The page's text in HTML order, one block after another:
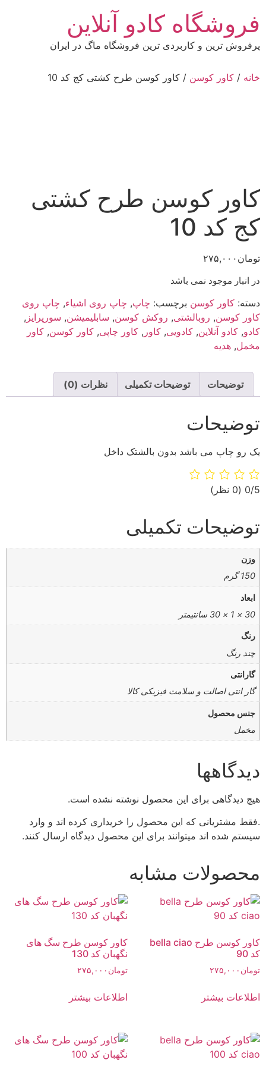
محتوا
فروشگاه کادو آنلاین
پرفروش ترین و کاربردی ترین فروشگاه ماگ در ایران
خانه / کاور کوسن / کاور کوسن طرح کشتی کج کد 10
کاور کوسن طرح کشتی
کج کد 10
تومان ۲۷۵,۰۰۰
در انبار موجود نمی باشد
دسته: کاور کوسن برچسب: چاپ, چاپ روی اشیاء, چاپ روی
کاور کوسن, روبالشتی, روکش کوسن, سابلیمیشن, سورپرایز ,
کادو, کادو آنلاین, کادویی, کاور , کاور چاپی, کاور کوسن, کاور
مخمل, هدیه
توضیحات توضیحات تکمیلی نظرات (0)
توضیحات
یک رو چاپ می باشد بدون بالشتک داخل
‫0/5 ‫(0 نظر)
توضیحات تکمیلی
وزن
150 گرم
ابعاد
30 × 1 × 30 سانتیمتر
رنگ
چند رنگ
گارانتی
گار انتی اصالت و سلامت فیزیکی کالا
جنس محصول
مخمل
دیدگاهها
هیچ دیدگاهی برای این محصول نوشته نشده است.
.فقط مشتریانی که این محصول را خریداری کرده اند و وارد
سیستم شده اند میتوانند برای این محصول دیدگاه ارسال کنند.
محصولات مشابه
کاور کوسن طرح bella ciao
کد 90
تومان ۲۷۵,۰۰۰
اطلاعات بیشتر
کاور کوسن طرح سگ های
نگهبان کد 130
تومان ۲۷۵,۰۰۰
اطلاعات بیشتر